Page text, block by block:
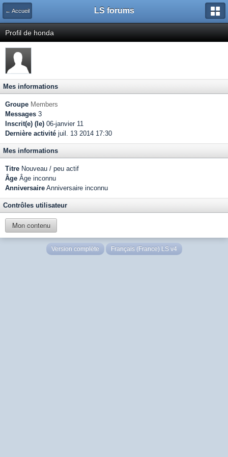
← Accueil LS forums
Profil de honda
Mes informations
Groupe Members
Messages 3
Inscrit(e) (le) 06-janvier 11
Dernière activité juil. 13 2014 17:30
Mes informations
Titre Nouveau / peu actif
Âge Âge inconnu
Anniversaire Anniversaire inconnu
Contrôles utilisateur
Mon contenu
Version complète Français (France) LS v4